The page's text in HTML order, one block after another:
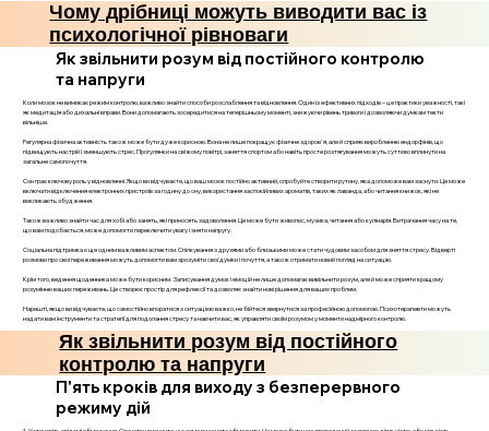
Чому дрібниці можуть виводити вас із
психологічної рівноваги
Як звільнити розум від постійного контролю
та напруги
Коли мозок не вимикає режим контролю, важливо знайти способи розслаблення та відновлення. Один із ефективних підходів – це практики уважності, такі
як медитація або дихальні вправи. Вони допомагають зосередитися на теперішньому моменті, знижуючи рівень тривоги і дозволяючи думкам текти
вільніше.
Регулярна фізична активність також може бути дуже корисною. Вона не лише покращує фізичне здоров'я, але й сприяє виробленню ендорфінів, що
підвищують настрій і зменшують стрес. Прогулянки на свіжому повітрі, заняття спортом або навіть просте розтягування можуть суттєво вплинути на
загальне самопочуття.
Сон грає ключову роль у відновленні. Якщо ви відчуваєте, що ваш мозок постійно активний, спробуйте створити рутину, яка допоможе вам заснути. Це може
включати відключення електронних пристроїв за годину до сну, використання заспокійливих ароматів, таких як лаванда, або читання книжок, які не
викликають збудження.
Також важливо знайти час для хобі або занять, які приносять задоволення. Це може бути живопис, музика, читання або кулінарія. Витрачання часу на те,
що вам подобається, може допомогти переключити увагу і зняти напругу.
Соціальна підтримка є ще одним важливим аспектом. Спілкування з друзями або близькими може стати чудовим засобом для зняття стресу. Відверті
розмови про свої переживання можуть допомогти вам зрозуміти свої думки і почуття, а також отримати новий погляд на ситуацію.
Крім того, ведення щоденника може бути корисним. Записування думок і емоцій не лише допомагає вивільнити розум, але й може сприяти кращому
розумінню ваших переживань. Це створює простір для рефлексії та дозволяє знайти нові рішення для ваших проблем.
Нарешті, якщо ви відчуваєте, що самостійно впоратися з ситуацією важко, не бійтеся звернутися за професійною допомогою. Психотерапевти можуть
надати вам інструменти та стратегії для подолання стресу та навчити вас, як управляти своїм розумом у моменти надмірного контролю.
Як звільнити розум від постійного
контролю та напруги
П'ять кроків для виходу з безперервного
режиму дій